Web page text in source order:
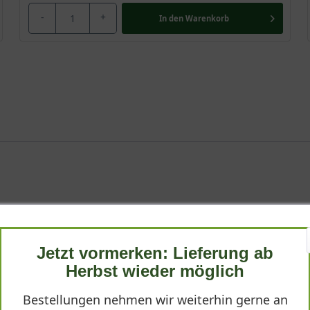
- + In den Warenkorb
bei uns an. Die langen, weichen Nadeln wirken sehr elegant
und eignet sich hervorragend als besonderer Solitär.
Jetzt vormerken: Lieferung ab
Herbst wieder möglich
Bestellungen nehmen wir weiterhin gerne an